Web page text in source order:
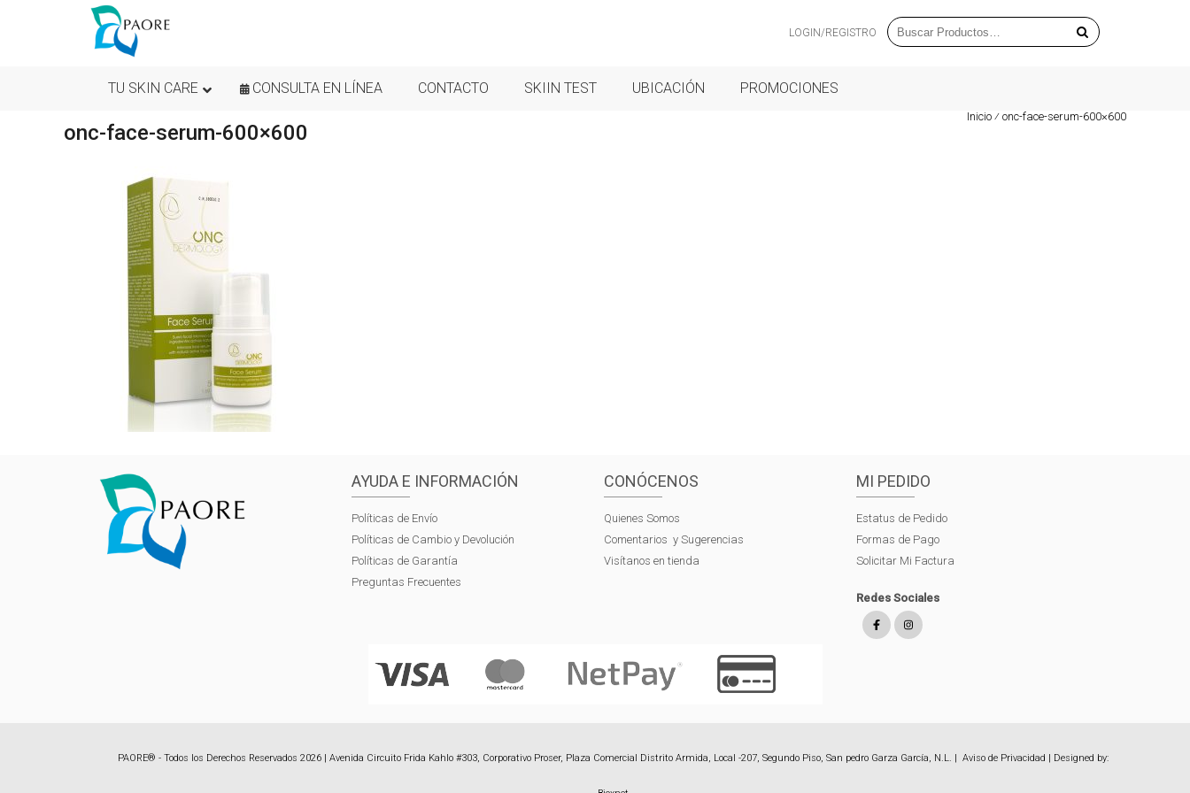
LOGIN/REGISTRO
TU SKIN CARE CONSULTA EN LÍNEA CONTACTO SKIIN TEST UBICACIÓN PROMOCIONES
Inicio ⁄ onc-face-serum-600×600
onc-face-serum-600×600
AYUDA E INFORMACIÓN
Políticas de Envío
Políticas de Cambio y Devolución
Políticas de Garantía
Preguntas Frecuentes
CONÓCENOS
Quienes Somos
Comentarios y Sugerencias
Visítanos en tienda
MI PEDIDO
Estatus de Pedido
Formas de Pago
Solicitar Mi Factura
Redes Sociales
PAORE® - Todos los Derechos Reservados 2026 | Avenida Circuito Frida Kahlo #303, Corporativo Proser, Plaza Comercial Distrito Armida, Local -207, Segundo Piso, San pedro Garza García, N.L. | Aviso de Privacidad | Designed by: